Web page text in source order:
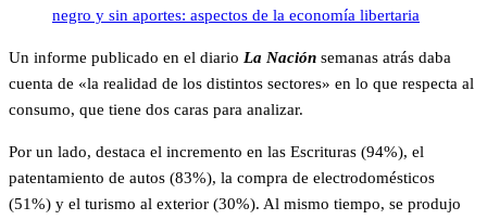
negro y sin aportes: aspectos de la economía libertaria
Un informe publicado en el diario La Nación semanas atrás daba
cuenta de «la realidad de los distintos sectores» en lo que respecta al
consumo, que tiene dos caras para analizar.
Por un lado, destaca el incremento en las Escrituras (94%), el
patentamiento de autos (83%), la compra de electrodomésticos
(51%) y el turismo al exterior (30%). Al mismo tiempo, se produjo